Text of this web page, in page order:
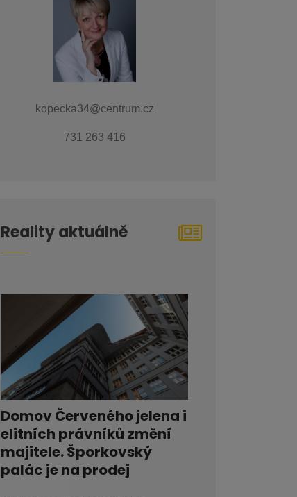
kopecka34@centrum.cz
731 263 416
Reality aktuálně
Domov Červeného jelena i
elitních právníků změní
majitele. Šporkovský
palác je na prodej